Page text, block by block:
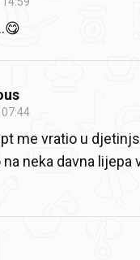
07:44
me vratio u
neka davna lijepa